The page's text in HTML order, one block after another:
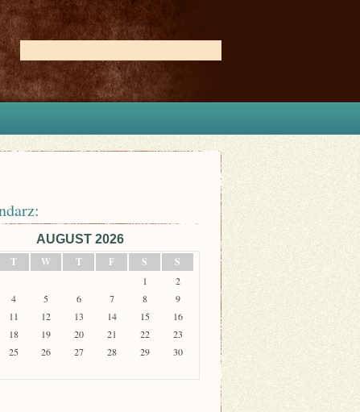
AUGUST 2026
T W T F S S
1
2
4 5 6 7 8
9
11 12 13 14 15
16
18 19 20 21 22
23
25 26 27 28 29
30